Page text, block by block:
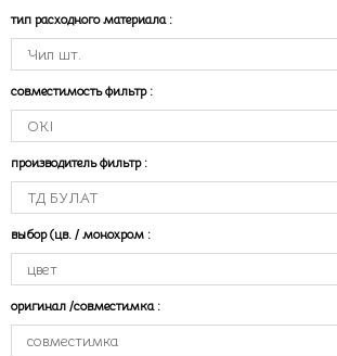
тип расходного материала :
совместимость фильтр :
производитель фильтр :
выбор (цв. / монохром :
оригинал /совместимка :